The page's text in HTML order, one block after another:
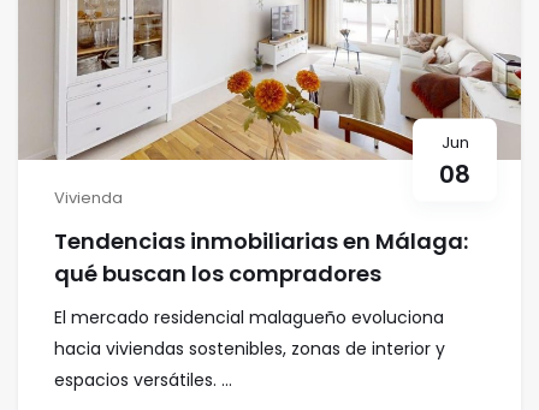
Jun
08
Vivienda
Tendencias inmobiliarias en Málaga:
qué buscan los compradores
El mercado residencial malagueño evoluciona
hacia viviendas sostenibles, zonas de interior y
espacios versátiles. ...